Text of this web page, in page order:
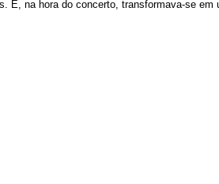
na hora do concerto, transformava-se